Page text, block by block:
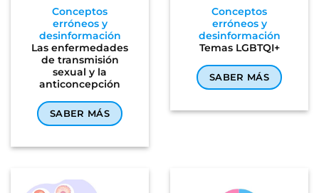
Conceptos
erróneos y
desinformación
Las enfermedades
de transmisión
sexual y la
anticoncepción
SABER MÁS
Conceptos
erróneos y
desinformación
Temas LGBTQI+
SABER MÁS